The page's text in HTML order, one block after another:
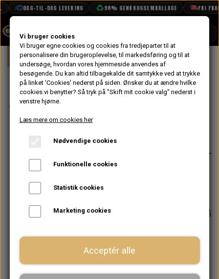
DAG-TIL-DAG LEVERING 98% GENBRUGSEMBALLAGE FRI
BOOK TID
PROJEKTER
TEKNISK DATA
VANDPOLERING
Forside Mini Bremser Håndbremse
På lager
Håndbremse
Varenummer: SMN10005
Monteres i ankerplader
Sælges i par
Forventet leveringstid:
Varen er på
−
Vi bruger cookies
Vi bruger egne cookies og cookies fra tredjeparter til at
personalisere din brugeroplevelse, til markedsføring og til at
undersøge, hvordan vores hjemmeside anvendes af
besøgende. Du kan altid tilbagekalde dit samtykke ved at trykke
på linket 'Cookies' nederst på siden. Ønsker du at ændre hvilke
cookies vi benytter? Så tryk på "Skift mit cookie valg" nederst i
venstre hjørne.
Læs mere om cookies her
Nødvendige cookies
Funktionelle cookies
Statistik cookies
Marketing cookies
Acceptér alle